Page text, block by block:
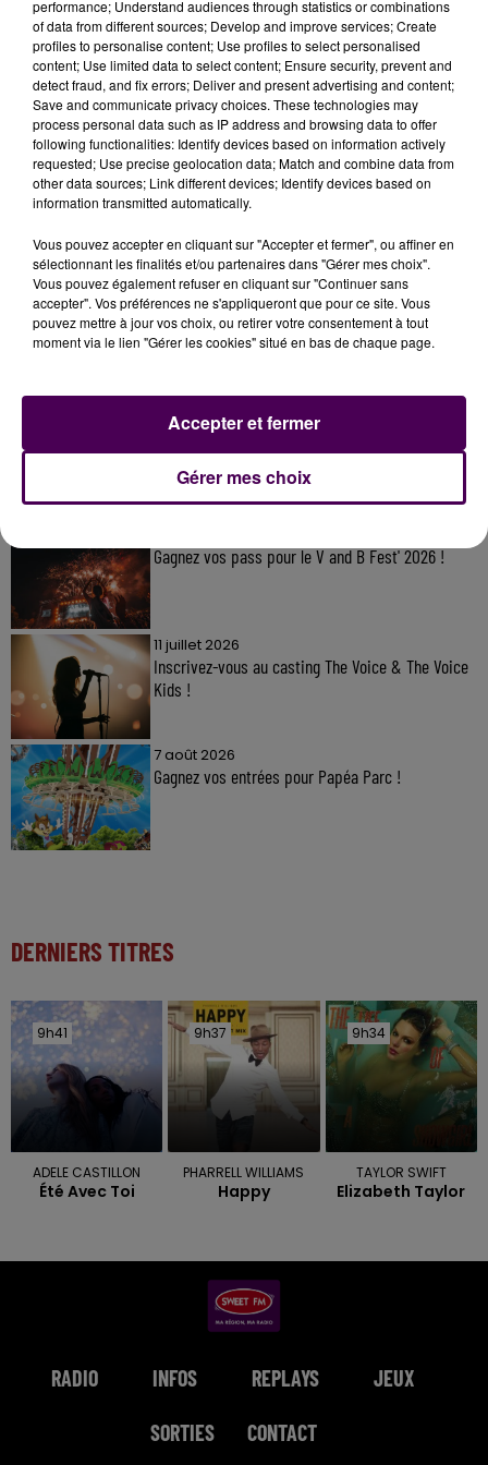
Mans
"Naturellement, d'autres contrôles seront réalisés
concomitamment et tout au long de la semaine sur
les routes du département sans pour autant être
annoncés. La sécurité est l’affaire de tous et chacun
a le devoir de se sentir responsable au
volant"concluent les gendarmes sur leur page
Facebook, où l’information est aussi disponible.
Gagnez vos pass pour le V and B Fest' 2026 !
11 juillet 2026
Inscrivez-vous au casting The Voice & The Voice
Kids !
7 août 2026
Gagnez vos entrées pour Papéa Parc !
DERNIERS TITRES
9h41
9h41
ADELE CASTILLON
Été Avec Toi
9h37
9h37
PHARRELL WILLIAMS
Happy
9h34
9h34
TAYLOR SWIFT
Elizabeth Taylor
RADIO INFOS REPLAYS JEUX
SORTIES CONTACT
performance; Understand audiences through statistics or combinations
of data from different sources; Develop and improve services; Create
profiles to personalise content; Use profiles to select personalised
content; Use limited data to select content; Ensure security, prevent and
detect fraud, and fix errors; Deliver and present advertising and content;
Save and communicate privacy choices. These technologies may
process personal data such as IP address and browsing data to offer
following functionalities: Identify devices based on information actively
requested; Use precise geolocation data; Match and combine data from
other data sources; Link different devices; Identify devices based on
information transmitted automatically.
Vous pouvez accepter en cliquant sur "Accepter et fermer", ou affiner en
sélectionnant les finalités et/ou partenaires dans "Gérer mes choix".
Vous pouvez également refuser en cliquant sur "Continuer sans
accepter". Vos préférences ne s'appliqueront que pour ce site. Vous
pouvez mettre à jour vos choix, ou retirer votre consentement à tout
moment via le lien "Gérer les cookies" situé en bas de chaque page.
Gérer mes choix
Accepter et fermer